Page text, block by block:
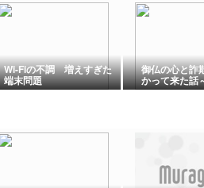
Wi-Fiの不調 増えすぎた
端末問題
御仏の心と詐
かって来た話
～